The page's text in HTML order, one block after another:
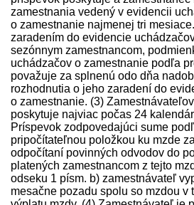
zamestnania vedený v evidencii
o zamestnanie najmenej tri
zaradením do evidencie
sezónnym zamestnancom,
uchádzačov o zamestnanie podľa
považuje za splnenú odo dňa
rozhodnutia o jeho zaradení do
o zamestnanie. (3)
poskytuje najviac počas 24
Príspevok zodpovedajúci sume
pripočítateľnou položkou ku mzde
odpočítaní povinných odvodov do
platených zamestnancom z tejto
odseku 1 písm. b) zamest­návateľ
mesačne pozadu spolu so mzdou v